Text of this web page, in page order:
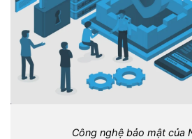
Công nghệ bảo mật của